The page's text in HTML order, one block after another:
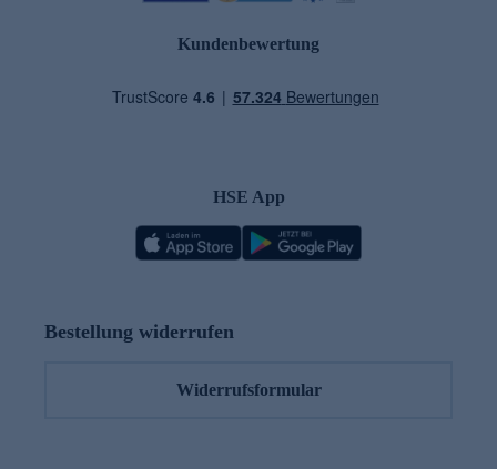
Kundenbewertung
HSE App
Bestellung widerrufen
Widerrufsformular